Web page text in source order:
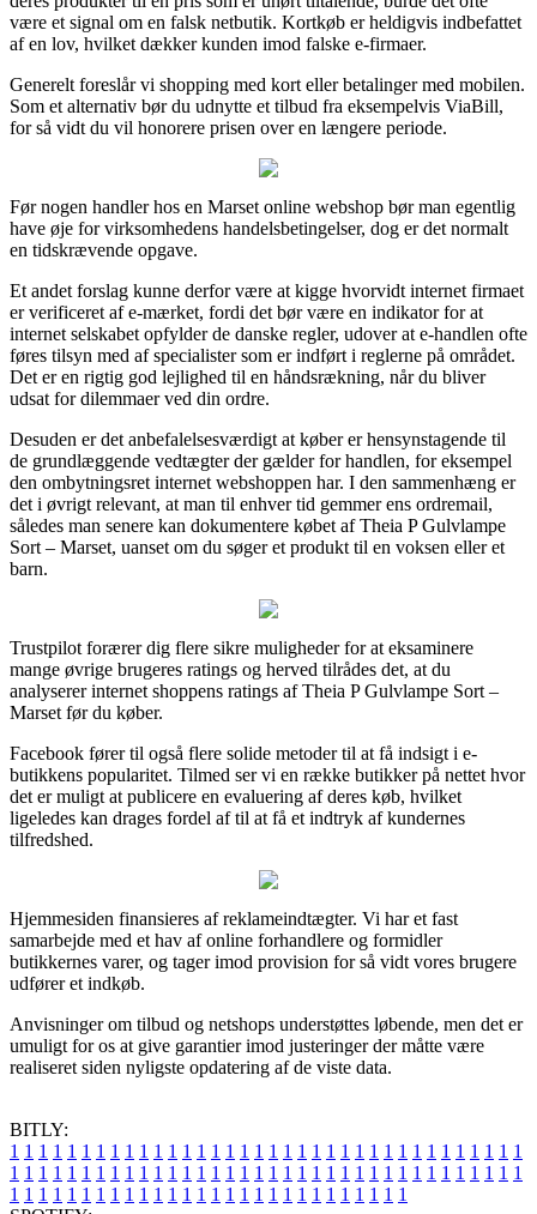
være et signal om en falsk netbutik. Kortkøb er heldigvis indbefattet
af en lov, hvilket dækker kunden imod falske e-firmaer.
Generelt foreslår vi shopping med kort eller betalinger med mobilen.
Som et alternativ bør du udnytte et tilbud fra eksempelvis ViaBill,
for så vidt du vil honorere prisen over en længere periode.
Før nogen handler hos en Marset online webshop bør man egentlig
have øje for virksomhedens handelsbetingelser, dog er det normalt
en tidskrævende opgave.
Et andet forslag kunne derfor være at kigge hvorvidt internet firmaet
er verificeret af e-mærket, fordi det bør være en indikator for at
internet selskabet opfylder de danske regler, udover at e-handlen ofte
føres tilsyn med af specialister som er indført i reglerne på området.
Det er en rigtig god lejlighed til en håndsrækning, når du bliver
udsat for dilemmaer ved din ordre.
Desuden er det anbefalelsesværdigt at køber er hensynstagende til
de grundlæggende vedtægter der gælder for handlen, for eksempel
den ombytningsret internet webshoppen har. I den sammenhæng er
det i øvrigt relevant, at man til enhver tid gemmer ens ordremail,
således man senere kan dokumentere købet af Theia P Gulvlampe
Sort – Marset, uanset om du søger et produkt til en voksen eller et
barn.
Trustpilot forærer dig flere sikre muligheder for at eksaminere
mange øvrige brugeres ratings og herved tilrådes det, at du
analyserer internet shoppens ratings af Theia P Gulvlampe Sort –
Marset før du køber.
Facebook fører til også flere solide metoder til at få indsigt i e-
butikkens popularitet. Tilmed ser vi en række butikker på nettet hvor
det er muligt at publicere en evaluering af deres køb, hvilket
ligeledes kan drages fordel af til at få et indtryk af kundernes
tilfredshed.
Hjemmesiden finansieres af reklameindtægter. Vi har et fast
samarbejde med et hav af online forhandlere og formidler
butikkernes varer, og tager imod provision for så vidt vores brugere
udfører et indkøb.
Anvisninger om tilbud og netshops understøttes løbende, men det er
umuligt for os at give garantier imod justeringer der måtte være
realiseret siden nyligste opdatering af de viste data.
BITLY:
1 1 1 1 1 1 1 1 1 1 1 1 1 1 1 1 1 1 1 1 1 1 1 1 1 1 1 1 1 1 1 1 1 1 1 1
1 1 1 1 1 1 1 1 1 1 1 1 1 1 1 1 1 1 1 1 1 1 1 1 1 1 1 1 1 1 1 1 1 1 1 1
1 1 1 1 1 1 1 1 1 1 1 1 1 1 1 1 1 1 1 1 1 1 1 1 1 1 1 1